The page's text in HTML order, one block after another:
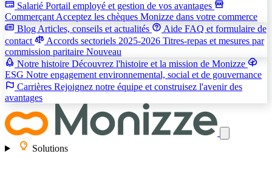
Salarié Portail employé et gestion de vos avantages
Commerçant Acceptez les chèques Monizze dans votre commerce
Blog Articles, conseils et actualités Aide FAQ et formulaire de
contact
Accords sectoriels 2025-2026 Titres-repas et mesures par
commission paritaire Nouveau
Notre histoire Découvrez l'histoire et la mission de Monizze
ESG Notre engagement environnemental, social et de gouvernance
Carrières Rejoignez notre équipe et construisez l'avenir des
avantages
Solutions